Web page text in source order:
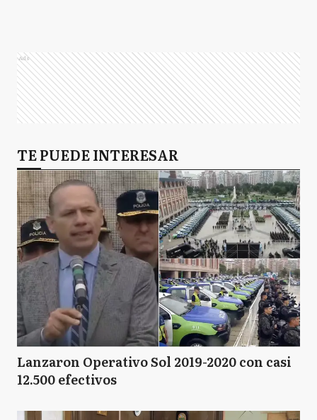
Ads
TE PUEDE INTERESAR
Lanzaron Operativo Sol 2019-2020 con casi
12.500 efectivos